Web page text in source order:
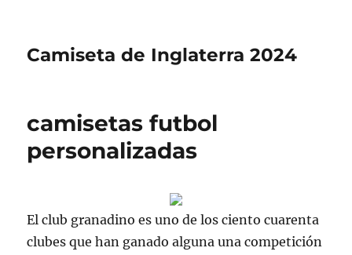
Camiseta de Inglaterra 2024
camisetas futbol
personalizadas
El club granadino es uno de los ciento cuarenta
clubes que han ganado alguna una competición